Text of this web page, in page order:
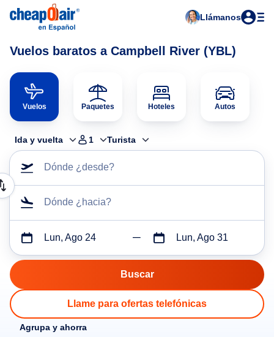
Llámanos
Vuelos baratos a Campbell River (YBL)
Vuelos Paquetes Hoteles Autos
Ida y vuelta 1 Turista
Dónde ¿desde?
Dónde ¿hacia?
Lun, Ago 24 Lun, Ago 31
Llame para ofertas telefónicas
Agrupa y ahorra